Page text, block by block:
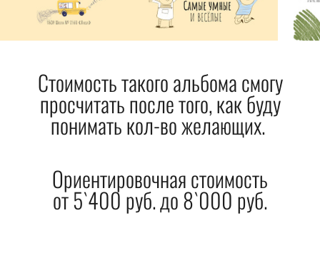
Стоимость такого альбома смогу
просчитать после того, как буду
понимать кол-во желающих.
Ориентировочная стоимость
от 5`400 руб. до 8`000 руб.